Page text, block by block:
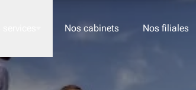
Nos cabinets Nos filiales